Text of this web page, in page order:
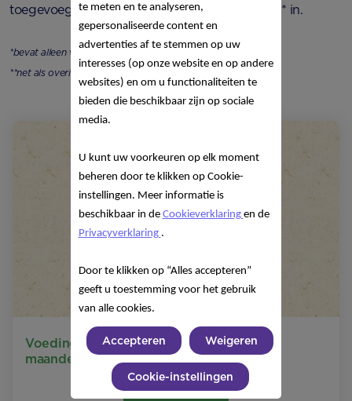
toegevoegde suikers* of conserveermiddelen** in.
*bevat alleen van nature aanwezige suikers
**net als overige babyvoeding
Voedingsschema voor je kindje vanaf 12
maanden
Download hier
te meten en te analyseren,
gepersonaliseerde content en
advertenties af te stemmen op uw
interesses (op onze website en op andere
websites) en om u functionaliteiten te
bieden die beschikbaar zijn op sociale
media.
U kunt uw voorkeuren op elk moment
beheren door te klikken op Cookie-
instellingen. Meer informatie is
beschikbaar in de Cookieverklaring en de
Privacyverklaring .
Door te klikken op “Alles accepteren”
geeft u toestemming voor het gebruik
van alle cookies.
Accepteren Weigeren
Cookie-instellingen